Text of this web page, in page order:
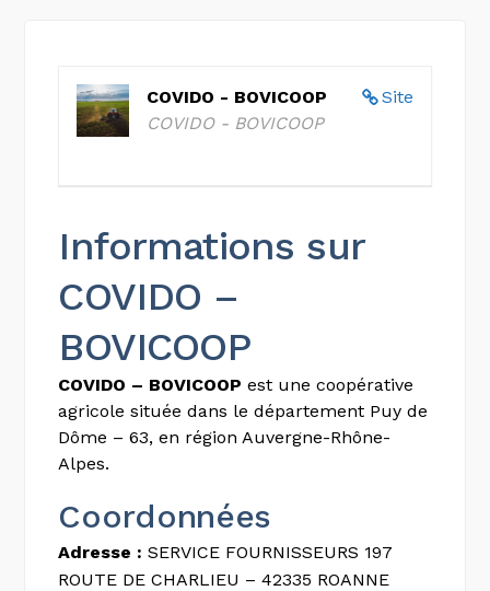
Site
COVIDO - BOVICOOP
COVIDO - BOVICOOP
Informations sur
COVIDO –
BOVICOOP
COVIDO – BOVICOOP est une coopérative
agricole située dans le département Puy de
Dôme – 63, en région Auvergne-Rhône-
Alpes.
Coordonnées
Adresse : SERVICE FOURNISSEURS 197
ROUTE DE CHARLIEU – 42335 ROANNE